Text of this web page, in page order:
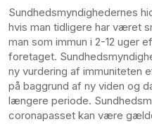
Sundhedsmyndighedernes
hvis man tidligere har været
man som immun i 2-12 uger
foretaget.
ny vurdering af immuniteten
på baggrund af ny viden og
længere periode.
coronapasset kan være